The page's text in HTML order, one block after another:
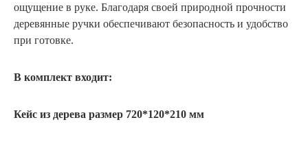
ощущение в руке. Благодаря своей природной прочности
деревянные ручки обеспечивают безопасность и удобство
при готовке.
В комплект входит:
Кейс из дерева размер 720*120*210 мм